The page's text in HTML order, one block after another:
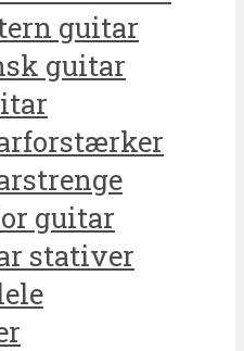
guitar
guitar
guitar
stativer